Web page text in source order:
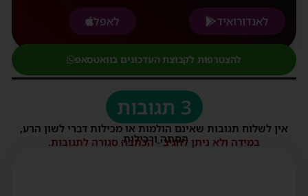
לאנדורואיד
לאפל
להצטרפות לקבוצת העדכונים בוואטסאפ
3 תגובות
אין לשלוח תגובות שאינם הולמות או מכילות דברי לשון הרע,
הסתה ורכילות.
במידה ולא ניתן להגיב - הכתבה סגורה לתגובות.